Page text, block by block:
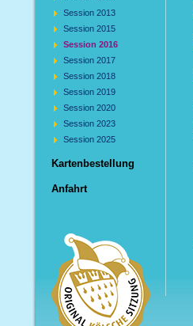
Session 2013
Session 2015
Session 2016
Session 2017
Session 2018
Session 2019
Session 2020
Session 2023
Session 2025
Kartenbestellung
Anfahrt